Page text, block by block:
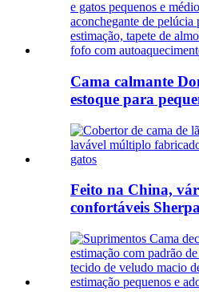
Cama calmante
estoque para
Feito na China,
confortáveis